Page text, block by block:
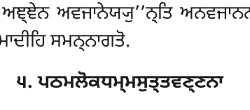
ਅਵਜਾਨੇਯ੍ਯੁ’’ਨ੍ਤਿ
ਸਮਨ੍ਨਾਗਤੋ.
੫. ਪਠਮਲੋਕਧਮ੍ਮਸੁਤ੍ਤਵਣ੍ਣਨਾ